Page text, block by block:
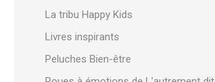
La tribu Happy Kids
Livres inspirants
Peluches Bien-être